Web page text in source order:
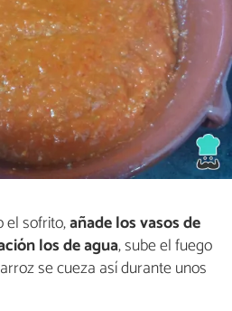
el sofrito,añade los vasos de
los de agua, sube el fuego
se cueza así durante unos